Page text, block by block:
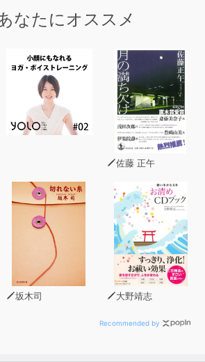
で神経生物学を学び、
サルタント職を経て公立中学の教員と
で修士号(神経科学)、
大学院で博士号(心理学)を取り、
によってノーベル賞に匹敵する
賞)を受賞した、
測定するテスト
伸ばす効果的な方法とは?
くなる環境とは?
て行っている「当たり前のこと」と
」より「明日、またトライする」
ばる」のは「やり抜く力」とは違う
なたにオススメ
佐藤 正午
坂木司 大野靖志
Recommended by